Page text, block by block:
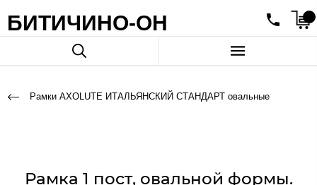
БИТИЧИНО-ОН
Рамки AXOLUTE ИТАЛЬЯНСКИЙ СТАНДАРТ овальные
Рамка 1 пост, овальной формы.